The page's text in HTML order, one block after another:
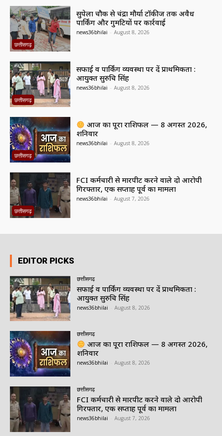
छत्तीसगढ़
सुपेला चौक से चंद्रा मौर्या टॉकीज तक अवैध
पार्किंग और गुमटियों पर कार्रवाई
news36bhilai - August 8, 2026
छत्तीसगढ़
सफाई व पार्किंग व्यवस्था पर दें प्राथमिकता :
आयुक्त सुरुचि सिंह
news36bhilai - August 8, 2026
छत्तीसगढ़
आज का पूरा राशिफल — 8 अगस्त 2026,
शनिवार
news36bhilai - August 8, 2026
छत्तीसगढ़
FCI कर्मचारी से मारपीट करने वाले दो आरोपी
गिरफ्तार, एक सप्ताह पूर्व का मामला
news36bhilai - August 7, 2026
EDITOR PICKS
छत्तीसगढ़
सफाई व पार्किंग व्यवस्था पर दें प्राथमिकता :
आयुक्त सुरुचि सिंह
news36bhilai August 8, 2026
छत्तीसगढ़
आज का पूरा राशिफल — 8 अगस्त 2026,
शनिवार
news36bhilai August 8, 2026
छत्तीसगढ़
FCI कर्मचारी से मारपीट करने वाले दो आरोपी
गिरफ्तार, एक सप्ताह पूर्व का मामला
news36bhilai August 7, 2026